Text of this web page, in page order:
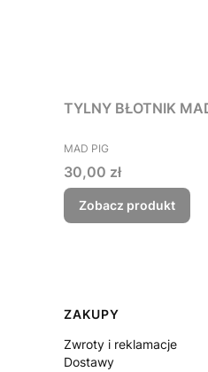
TYLNY BŁOTNIK
PRODUCENT
MAD PIG
Cena
30,00 zł
Zobacz produkt
Linki w stopce
ZAKUPY
Zwroty i reklamacje
Dostawy